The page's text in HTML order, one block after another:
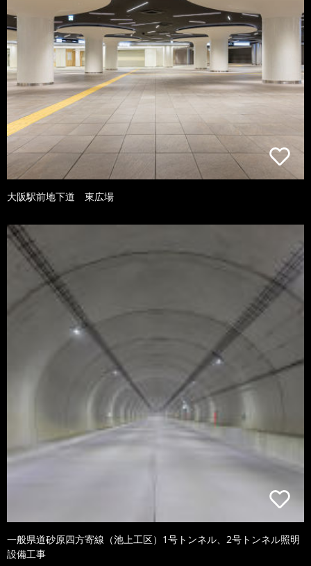
大阪駅前地下道 東広場
一般県道砂原四方寄線（池上工区）1号トンネル、2号トンネル照明
設備工事